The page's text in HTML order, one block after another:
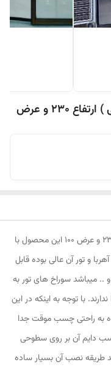
پرده توری مغناطیسی (پرده آهنربایی ) ارتفاع 230 و عرض
پرده توری مغناطیسی یا پرده آهنربایی ارتفاع 230 و عرض 100 این محصول با
و تور آن عالی بوده قابل
.. میباشد سوراخ های تور به
با توجه به اینکه در این
به راحتی چسب موقت جدا
دایم آن بر روی سطوحی
نصب آن بسیار ساده